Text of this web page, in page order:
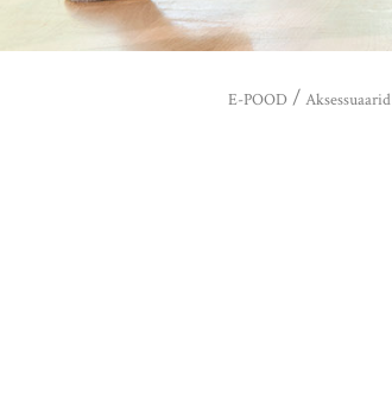
E-POOD / Aksessuaarid